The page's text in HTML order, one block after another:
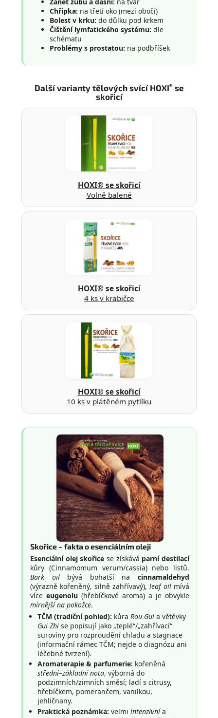
Chřipka: na třetí oko (mezi obočí)
Bolest v krku: do důlku pod krkem
Čištění lymfatického systému: dle
schématu
Problémy s prostatou: na podbříšek
Další varianty tělových svící HOXI®se
skořicí
HOXI® se skořicí
Volně balené
HOXI® se skořicí
4 ks v krabičce
HOXI® se skořicí
10 ks v plátěném pytlíku
Skořice – fakta o esenciálním oleji
Esenciální olej skořice se získává parní destilací
kůry (Cinnamomum verum/cassia) nebo listů.
Bark oilbývá bohatší nacinnamaldehyd
(výrazně kořeněný, silně zahřívavý),leaf oilmívá
více eugenolu (hřebíčkové aroma) a je obvykle
mírnější na pokožce.
TČM (tradiční pohled): kůraRou Gui a větévky
Gui Zhi se popisují jako „teplé“/„zahřívací“
suroviny pro rozproudění chladu a stagnace
(informační rámec TČM; nejde o diagnózu ani
léčebné tvrzení).
Aromaterapie & parfumerie: kořeněná
střední–základní nota, výborná do
podzimních/zimních směsí; ladí s citrusy,
hřebíčkem, pomerančem, vanilkou,
jehličnany.
Praktická poznámka: velmiintenzivnía